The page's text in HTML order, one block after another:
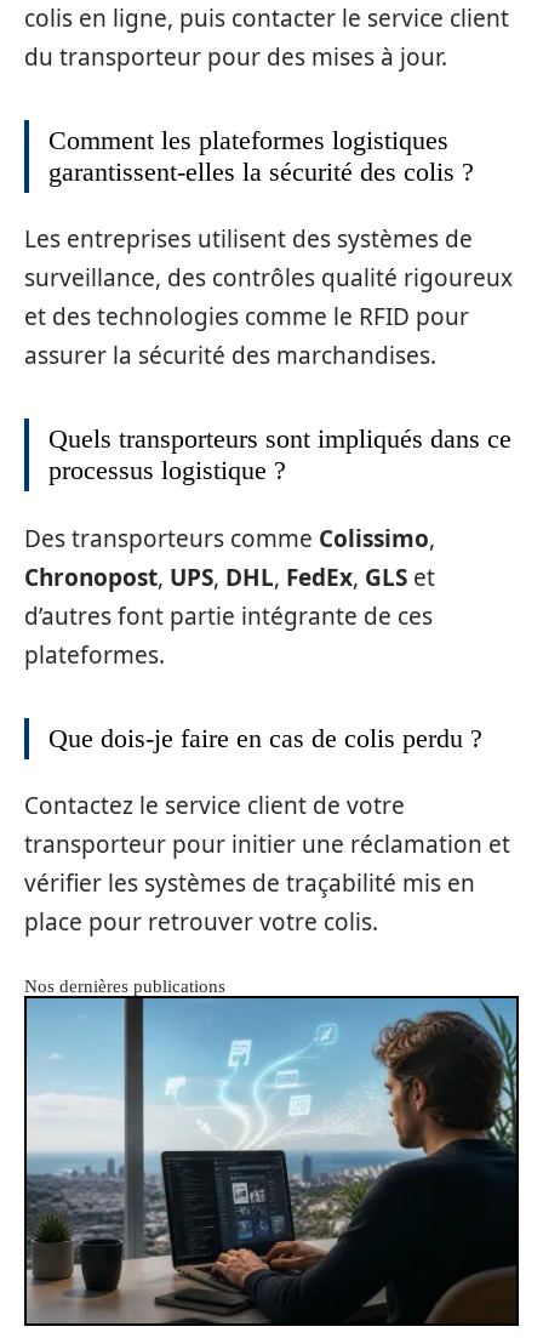
colis en ligne, puis contacter le service client
du transporteur pour des mises à jour.
Comment les plateformes logistiques
garantissent-elles la sécurité des colis ?
Les entreprises utilisent des systèmes de
surveillance, des contrôles qualité rigoureux
et des technologies comme le RFID pour
assurer la sécurité des marchandises.
Quels transporteurs sont impliqués dans ce
processus logistique ?
Des transporteurs comme Colissimo,
Chronopost, UPS, DHL, FedEx, GLS et
d’autres font partie intégrante de ces
plateformes.
Que dois-je faire en cas de colis perdu ?
Contactez le service client de votre
transporteur pour initier une réclamation et
vérifier les systèmes de traçabilité mis en
place pour retrouver votre colis.
Nos dernières publications